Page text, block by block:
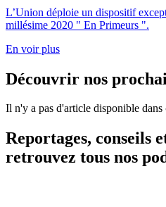
L’Union déploie un dispositif
millésime 2020 " En Primeurs ".
En voir plus
Découvrir nos
Il n'y a pas d'article disponible
Reportages, conseils
retrouvez tous nos